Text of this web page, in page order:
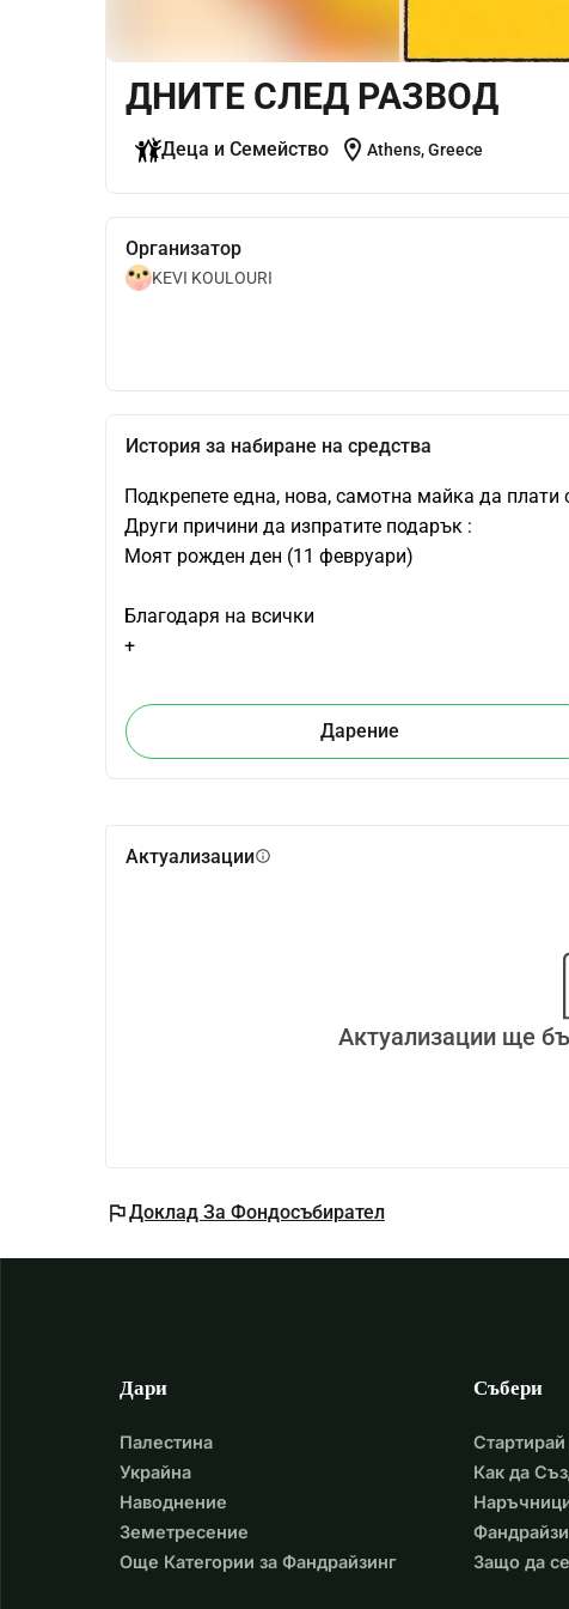
ДНИТЕ СЛЕД РАЗВОД
Деца и Семейство location_on Athens, Greece
Организатор
KEVI KOULOURI
История за набиране на средства
Подкрепете една, нова, самотна майка да
Други причини да изпратите подарък :
Моят рожден ден (11 февруари)
Благодаря на всички
+
Дарение
Актуализацииinfo
Актуализации ще
flagДоклад За Фондосъбирател
Дари
Палестина
Украйна
Наводнение
Земетресение
Още Категории за Фандрайзинг
Събери
Как да
Защо да